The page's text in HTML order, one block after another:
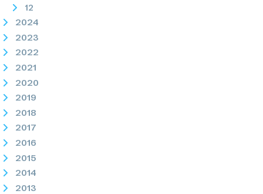
12
2024
2023
2022
2021
2020
2019
2018
2017
2016
2015
2014
2013